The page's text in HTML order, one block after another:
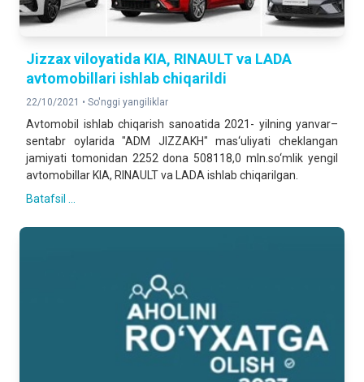
Jizzax viloyatida KIA, RINAULT va LADA
avtomobillari ishlab chiqarildi
22/10/2021 • So'nggi yangiliklar
Avtomobil ishlab chiqarish sanoatida 2021- yilning yanvar–
sentabr oylarida "ADM JIZZAKH" mas‘uliyati cheklangan
jamiyati tomonidan 2252 dona 508118,0 mln.so‘mlik yengil
avtomobillar KIA, RINAULT va LADA ishlab chiqarilgan.
Batafsil ...